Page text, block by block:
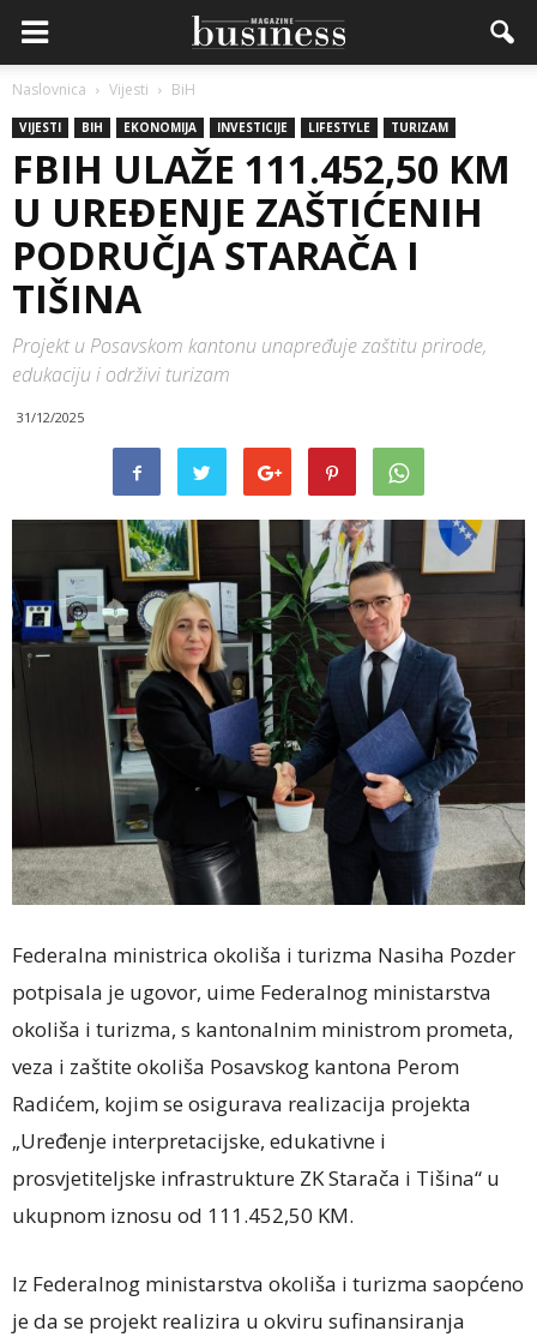
Naslovnica Vijesti BiH
VIJESTI BIH EKONOMIJA INVESTICIJE LIFESTYLE TURIZAM
FBIH ULAŽE 111.452,50 KM
U UREĐENJE ZAŠTIĆENIH
PODRUČJA STARAČA I
TIŠINA
Projekt u Posavskom kantonu unapređuje zaštitu prirode,
edukaciju i održivi turizam
31/12/2025
Federalna ministrica okoliša i turizma Nasiha Pozder
potpisala je ugovor, uime Federalnog ministarstva
okoliša i turizma, s kantonalnim ministrom prometa,
veza i zaštite okoliša Posavskog kantona Perom
Radićem, kojim se osigurava realizacija projekta
„Uređenje interpretacijske, edukativne i
prosvjetiteljske infrastrukture ZK Starača i Tišina“ u
ukupnom iznosu od 111.452,50 KM.
Iz Federalnog ministarstva okoliša i turizma saopćeno
je da se projekt realizira u okviru sufinansiranja